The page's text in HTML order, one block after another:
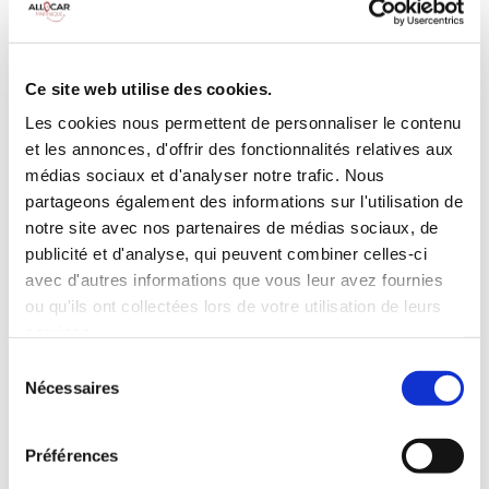
Ce site web utilise des cookies.
Les cookies nous permettent de personnaliser le contenu
et les annonces, d'offrir des fonctionnalités relatives aux
médias sociaux et d'analyser notre trafic. Nous
partageons également des informations sur l'utilisation de
notre site avec nos partenaires de médias sociaux, de
publicité et d'analyse, qui peuvent combiner celles-ci
avec d'autres informations que vous leur avez fournies
ou qu'ils ont collectées lors de votre utilisation de leurs
Nécessaires
Préférences
Galerie de toit Habillage Bois
Camera de recul
Cloison de
INCLUS À LA LOCATION
Killométrage illimité
Assurance tous risques (hors franchise)
Carburant : plein à rendre plein
CONDITIONS DE LOCATION
Age minimum :20 ans